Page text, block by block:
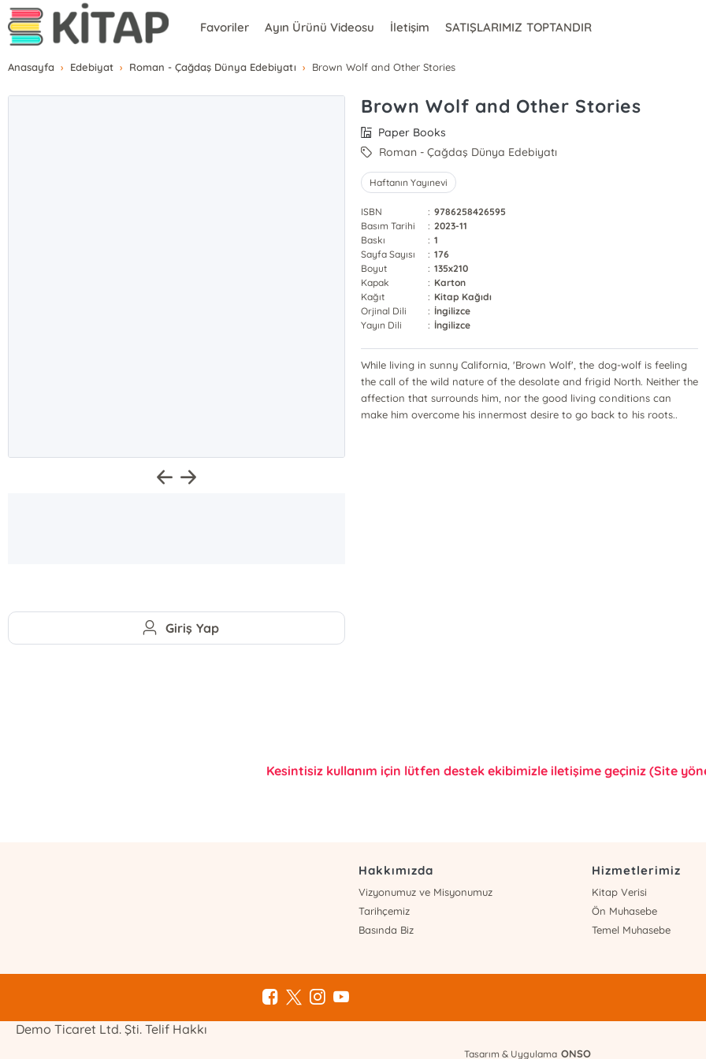
Favoriler Ayın Ürünü Videosu İletişim SATIŞLARIMIZ TOPTANDIR
Anasayfa Edebiyat Roman - Çağdaş Dünya Edebiyatı Brown Wolf and Other Stories
Brown Wolf and Other Stories
Paper Books
Roman - Çağdaş Dünya Edebiyatı
Haftanın Yayınevi
ISBN : 9786258426595
Basım Tarihi
: 2023-11
Baskı
: 1
Sayfa Sayısı
: 176
Boyut
: 135x210
Kapak
: Karton
Kağıt
: Kitap Kağıdı
Orjinal Dili
: İngilizce
Yayın Dili
: İngilizce
While living in sunny California, 'Brown Wolf', the dog-wolf is feeling
the call of the wild nature of the desolate and frigid North. Neither the
affection that surrounds him, nor the good living conditions can
make him overcome his innermost desire to go back to his roots..
Giriş Yap
Kesintisiz kullanım için lütfen destek ekibimizle iletişime geçiniz (Site
Hakkımızda
Vizyonumuz ve Misyonumuz
Tarihçemiz
Basında Biz
Hizmetlerimiz
Kitap Verisi
Ön Muhasebe
Temel Muhasebe
Demo Ticaret Ltd. Şti. Telif Hakkı
Tasarım & Uygulama ONSO